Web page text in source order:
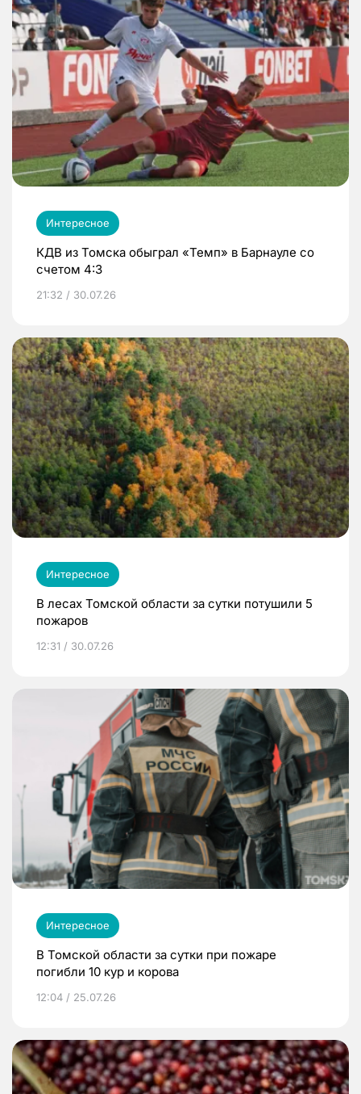
Интересное
КДВ из Томска обыграл «Темп» в Барнауле со
счетом 4:3
21:32 / 30.07.26
Интересное
В лесах Томской области за сутки потушили 5
пожаров
12:31 / 30.07.26
Интересное
В Томской области за сутки при пожаре
погибли 10 кур и корова
12:04 / 25.07.26